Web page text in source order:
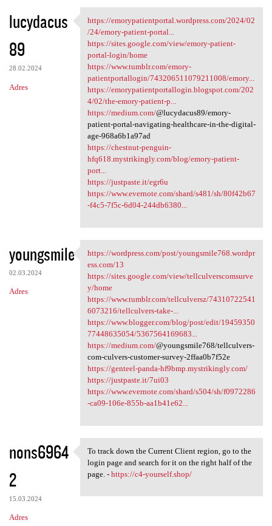
lucydacus
89
28.02.2024
Adres
https://emorypatientportal
https://emorypatientportal.wordpress.com/2024/02
/24/emory-patient-portal...
https://sites.google.com/view/emory-patient-
portal-login/home
https://www.tumblr.com/emory-
patientportallogin/743206511079211008/emory...
https://emorypatientportallogin.blogspot.com/202
4/02/the-emory-patient-p...
https://medium.com/@lucydacus89/emory-
patient-portal-navigating-healthcare-in-the-digital-
age-968a6b1a97ad
https://chestnut-penguin-
hfq618.mystrikingly.com/blog/emory-patient-
port...
https://justpaste.it/egr6u
https://www.evernote.com/shard/s481/sh/80f42b67
-f4c5-7f5c-6d04-244db6380...
youngsmile
02.03.2024
Adres
https://wordpress.com/post
https://wordpress.com/post/youngsmile768.wordpr
ess.com/13
https://sites.google.com/view/tellculverscomsurve
y/home
https://www.tumblr.com/tellculversz/74310722541
6073216/tellculvers-take-...
https://www.blogger.com/blog/post/edit/19459350
77448635054/5367564169683...
https://medium.com/@youngsmile768/tellculvers-
com-culvers-customer-survey-2ffaa0b7f52e
https://genteel-panda-hf9bmp.mystrikingly.com/
https://justpaste.it/7ui03
https://www.evernote.com/shard/s504/sh/f0972286
-ca09-106e-855b-aa1b41e62...
nons6964
2
15.03.2024
Adres
To track down the Current
To track down the Current Client region, go to the
login page and search for it on the right half of the
page. - https://c4-yourself.shop/